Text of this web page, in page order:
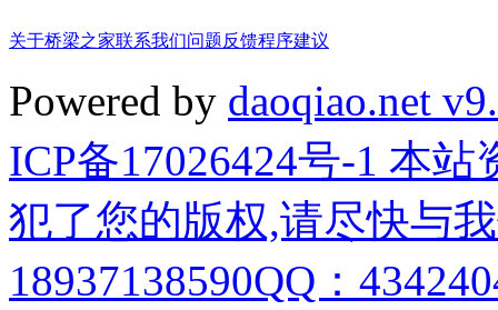
关于桥梁之家联系我们问题反馈程序建议
Powered by daoqiao.net
ICP备17026424号-1 本
犯了您的版权,请尽快与
18937138590QQ：